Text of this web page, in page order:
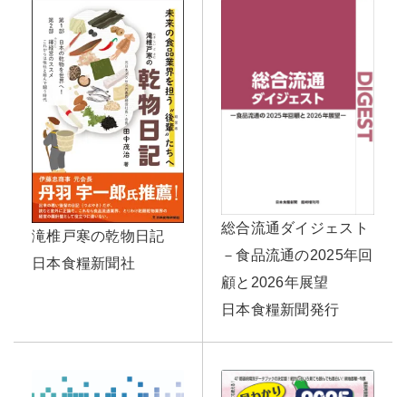
滝椎戸寒の乾物日記
日本食糧新聞社
総合流通ダイジェスト
－食品流通の2025年回
顧と2026年展望
日本食糧新聞発行